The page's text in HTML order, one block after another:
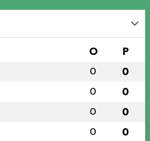
O P
0 0
0 0
0 0
0 0